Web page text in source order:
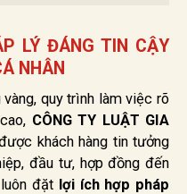
LÝ ĐÁNG TIN CẬY
NHÂN
quy trình làm việc rõ
CÔNG TY LUẬT GIA
khách hàng tin tưởng
đầu tư, hợp đồng đến
đặt lợi ích hợp pháp